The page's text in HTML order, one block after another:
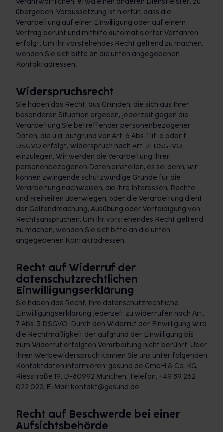
übergeben. Voraussetzung ist hierfür, dass die
Verarbeitung auf einer Einwilligung oder auf einem
Vertrag beruht und mithilfe automatisierter Verfahren
erfolgt. Um Ihr vorstehendes Recht geltend zu machen,
wenden Sie sich bitte an die unten angegebenen
Kontaktadressen.
Widerspruchsrecht
Sie haben das Recht, aus Gründen, die sich aus Ihrer
besonderen Situation ergeben, jederzeit gegen die
Verarbeitung Sie betreffender personenbezogener
Daten, die u.a. aufgrund von Art. 6 Abs. 1 lit. e oder f
DSGVO erfolgt, Widerspruch nach Art. 21 DSG-VO
einzulegen. Wir werden die Verarbeitung Ihrer
personenbezogenen Daten einstellen, es sei denn, wir
können zwingende schutzwürdige Gründe für die
Verarbeitung nachweisen, die Ihre Interessen, Rechte
und Freiheiten überwiegen, oder die Verarbeitung dient
der Geltendmachung, Ausübung oder Verteidigung von
Rechtsansprüchen. Um Ihr vorstehendes Recht geltend
zu machen, wenden Sie sich bitte an die unten
angegebenen Kontaktadressen.
Recht auf Widerruf der
datenschutzrechtlichen
Einwilligungserklärung
Sie haben das Recht, Ihre datenschutzrechtliche
Einwilligungserklärung jederzeit zu widerrufen nach Art.
7 Abs. 3 DSGVO. Durch den Widerruf der Einwilligung wird
die Rechtmäßigkeit der aufgrund der Einwilligung bis
zum Widerruf erfolgten Verarbeitung nicht berührt. Über
Ihren Werbewiderspruch können Sie uns unter folgenden
Kontaktdaten informieren: gesund.de GmbH & Co. KG,
Riesstraße 19, D-80992 München, Telefon: +49 89 262
022 022, E-Mail: kontakt@gesund.de.
Recht auf Beschwerde bei einer
Aufsichtsbehörde